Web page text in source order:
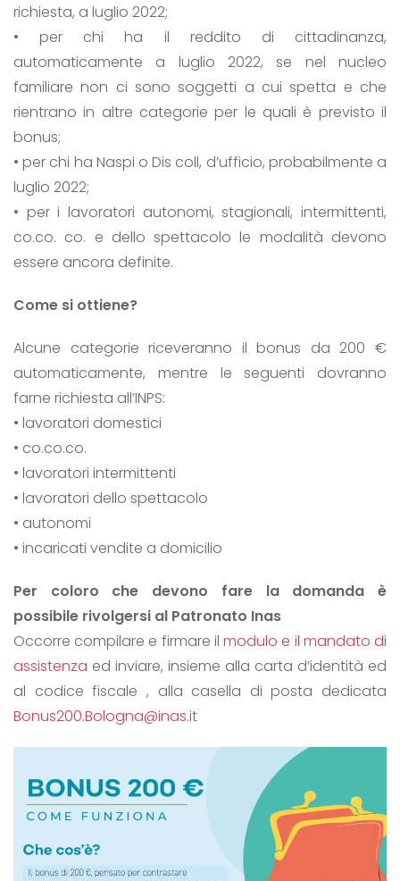
richiesta, a luglio 2022;
• per chi ha il reddito di cittadinanza,
automaticamente a luglio 2022, se nel nucleo
familiare non ci sono soggetti a cui spetta e che
rientrano in altre categorie per le quali è previsto il
bonus;
• per chi ha Naspi o Dis coll, d’ufficio, probabilmente a
luglio 2022;
• per i lavoratori autonomi, stagionali, intermittenti,
co.co. co. e dello spettacolo le modalità devono
essere ancora definite.
Come si ottiene?
Alcune categorie riceveranno il bonus da 200 €
automaticamente, mentre le seguenti dovranno
farne richiesta all’INPS:
• lavoratori domestici
• co.co.co.
• lavoratori intermittenti
• lavoratori dello spettacolo
• autonomi
• incaricati vendite a domicilio
Per coloro che devono fare la domanda è
possibile rivolgersi al Patronato Inas
Occorre compilare e firmare ilmodulo e il mandato di
assistenza ed inviare, insieme alla carta d’identità ed
al codice fiscale , alla casella di posta dedicata
Bonus200.Bologna@inas.it